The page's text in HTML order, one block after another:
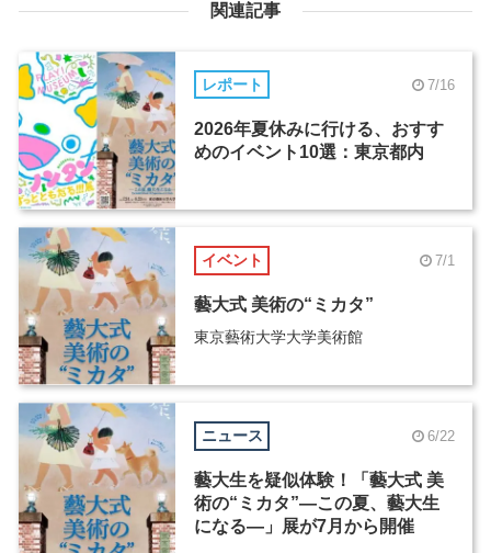
関連記事
レポート 7/16
2026年夏休みに行ける、おすす
めのイベント10選：東京都内
イベント 7/1
藝大式 美術の“ミカタ”
東京藝術大学大学美術館
ニュース 6/22
藝大生を疑似体験！「藝大式 美
術の“ミカタ”―この夏、藝大生
になる―」展が7月から開催